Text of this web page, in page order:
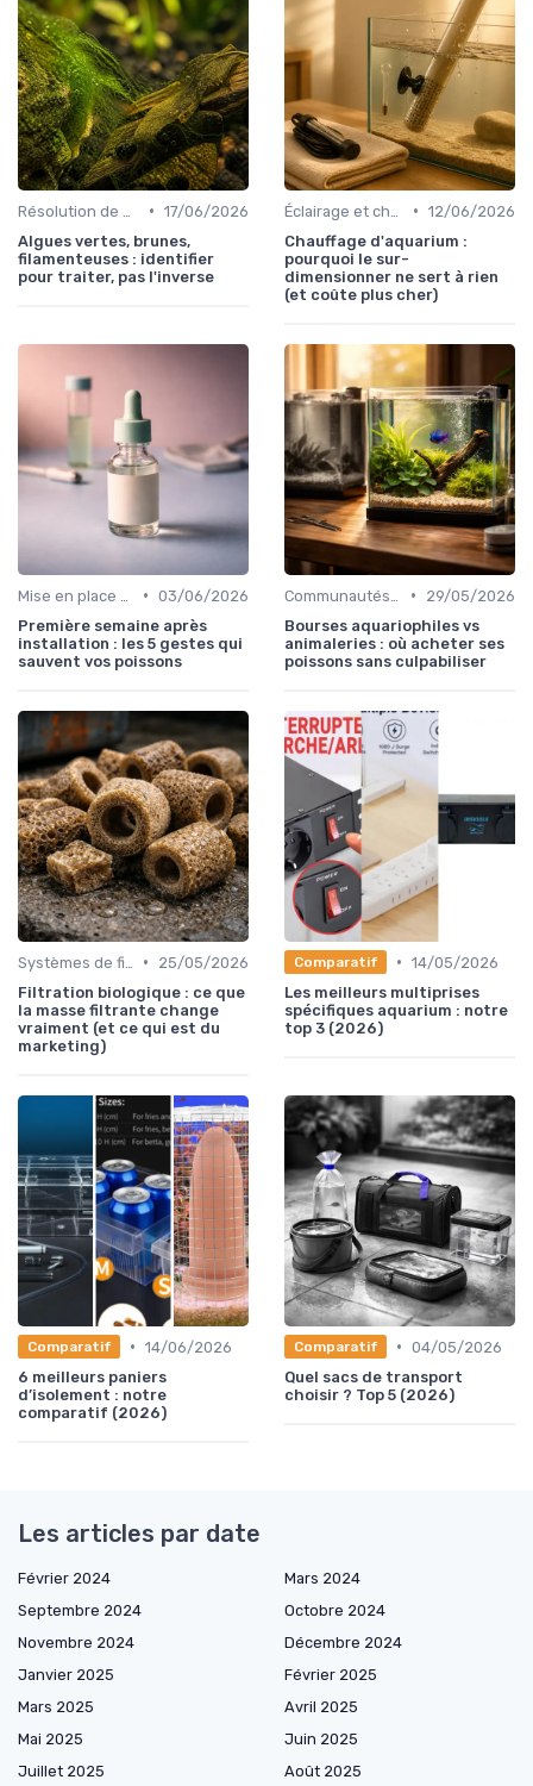
• 17/06/2026
Algues vertes, brunes,
filamenteuses : identifier
pour traiter, pas l'inverse
• 12/06/2026
Chauffage d'aquarium :
pourquoi le sur-
dimensionner ne sert à rien
(et coûte plus cher)
• 03/06/2026
Première semaine après
installation : les 5 gestes qui
sauvent vos poissons
•
29/05/2026
Bourses aquariophiles vs
animaleries : où acheter ses
poissons sans culpabiliser
•
25/05/2026
Filtration biologique : ce que
la masse filtrante change
vraiment (et ce qui est du
marketing)
Comparatif • 14/05/2026
Les meilleurs multiprises
spécifiques aquarium : notre
top 3 (2026)
Comparatif • 14/06/2026
6 meilleurs paniers
d’isolement : notre
comparatif (2026)
Comparatif • 04/05/2026
Quel sacs de transport
choisir ? Top 5 (2026)
Les articles par date
Février 2024
Mars 2024
Septembre 2024
Octobre 2024
Novembre 2024
Décembre 2024
Janvier 2025
Février 2025
Mars 2025
Avril 2025
Mai 2025
Juin 2025
Juillet 2025
Août 2025